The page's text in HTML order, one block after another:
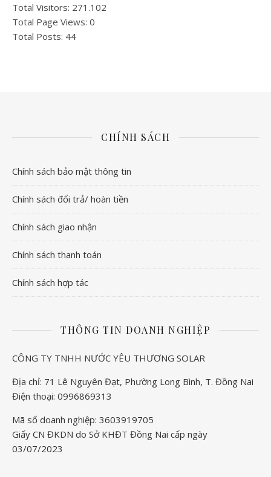
Total Visitors: 271.102
Total Page Views: 0
Total Posts: 44
CHÍNH SÁCH
Chính sách bảo mật thông tin
Chính sách đổi trả/ hoàn tiền
Chính sách giao nhận
Chính sách thanh toán
Chính sách hợp tác
THÔNG TIN DOANH NGHIỆP
CÔNG TY TNHH NƯỚC YÊU THƯƠNG SOLAR
Địa chỉ: 71 Lê Nguyên Đạt, Phường Long Bình, T. Đồng Nai
Điện thoại: 0996869313
Mã số doanh nghiệp: 3603919705
Giấy CN ĐKDN do Sở KHĐT Đồng Nai cấp ngày
03/07/2023